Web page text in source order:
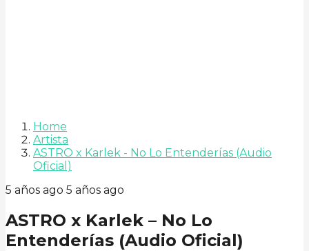
Home
Artista
ASTRO x Karlek - No Lo Entenderías (Audio
Oficial)
5 años ago 5 años ago
ASTRO x Karlek – No Lo
Entenderías (Audio Oficial)